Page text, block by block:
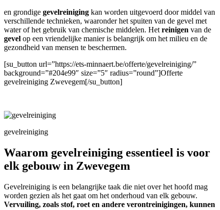
en grondige gevelreiniging kan worden uitgevoerd door middel van
verschillende technieken, waaronder het spuiten van de gevel met
water of het gebruik van chemische middelen. Het reinigen van de
gevel op een vriendelijke manier is belangrijk om het milieu en de
gezondheid van mensen te beschermen.
[su_button url=”https://ets-minnaert.be/offerte/gevelreiniging/”
background=”#204e99″ size=”5″ radius=”round”]Offerte
gevelreiniging Zwevegem[/su_button]
gevelreiniging
Waarom gevelreiniging essentieel is voor
elk gebouw in Zwevegem
Gevelreiniging is een belangrijke taak die niet over het hoofd mag
worden gezien als het gaat om het onderhoud van elk gebouw.
Vervuiling, zoals stof, roet en andere verontreinigingen, kunnen